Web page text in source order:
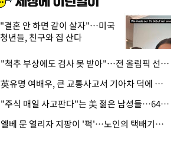
"결혼 안 하면 같이 살자"…미국
청년들, 친구와 집 산다
· "척추 부상에도 검사 못 받아"…전 올림픽 선수, 美봅슬레이협회 상대 소송
· 英유명 여배우, 큰 교통사고서 기아차 덕에 살았다
· "주식 매일 사고판다"는 美 젊은 남성들…64%가 "나는 인생의 패배자“
· 엘베 문 열리자 지팡이 '퍽'…노인의 택배기사 폭행 이유